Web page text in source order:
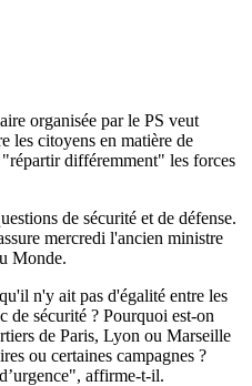
organisée par le PS veut
les citoyens en matière de
différemment" les forces
de sécurité et de défense.
mercredi l'ancien ministre
Monde.
n'y ait pas d'égalité entre les
de sécurité ? Pourquoi est-on
de Paris, Lyon ou Marseille
ou certaines campagnes ?
affirme-t-il.